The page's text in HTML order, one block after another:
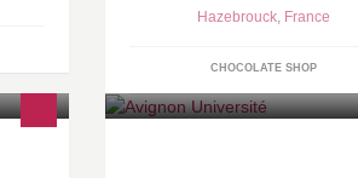
Hazebrouck, France
CHOCOLATE SHOP